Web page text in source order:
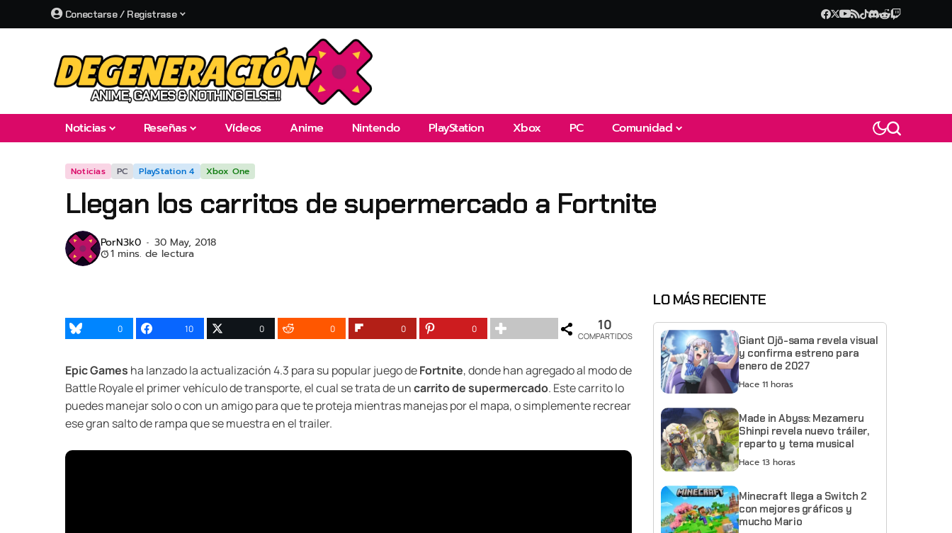
Conectarse / Registrase
Noticias Reseñas Vídeos Anime Nintendo PlayStation Xbox PC Comunidad
Noticias PC PlayStation 4 Xbox One
Llegan los carritos de supermercado a Fortnite
PorN3k0 30 May, 2018
1 mins. de lectura
0 10 0 0 0 0 10
COMPARTIDOS
Epic Games ha lanzado la actualización 4.3 para su popular juego deFortnite, donde han agregado al modo de
Battle Royale el primer vehículo de transporte, el cual se trata de uncarrito de supermercado. Este carrito lo
puedes manejar solo o con un amigo para que te proteja mientras manejas por el mapa, o simplemente recrear
ese gran salto de rampa que se muestra en el trailer.
LO MÁS RECIENTE
Giant Ojō-sama revela visual
y confirma estreno para
enero de 2027
Hace 11 horas
Made in Abyss: Mezameru
Shinpi revela nuevo tráiler,
reparto y tema musical
Hace 13 horas
Minecraft llega a Switch 2
con mejores gráficos y
mucho Mario